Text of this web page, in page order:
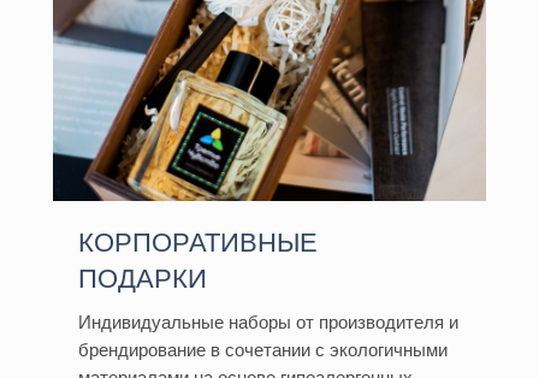
КОРПОРАТИВНЫЕ
ПОДАРКИ
Индивидуальные наборы от производителя и
брендирование в сочетании с экологичными